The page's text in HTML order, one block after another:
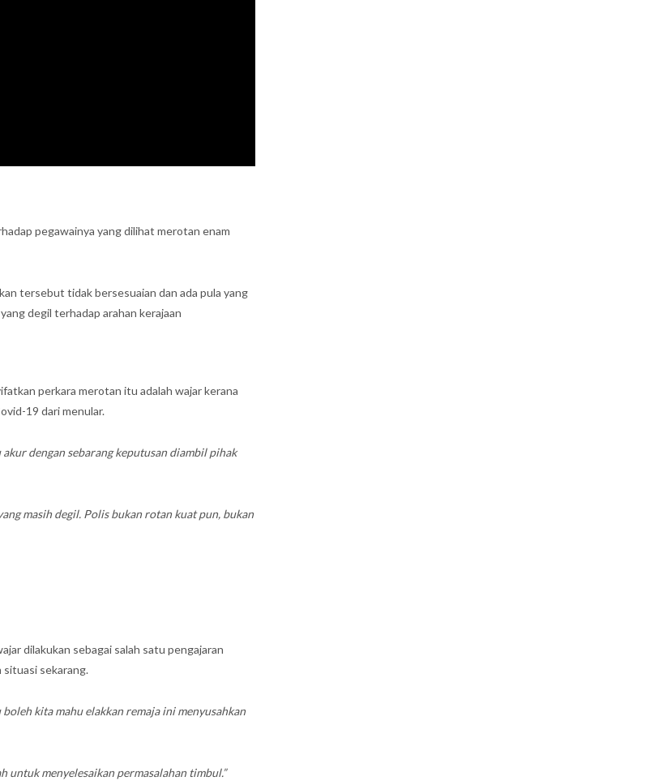
pegawainya yang dilihat merotan enam
tersebut tidak bersesuaian dan ada pula yang
degil terhadap arahan kerajaan
perkara merotan itu adalah wajar kerana
19 dari menular.
dengan sebarang keputusan diambil pihak
masih degil. Polis bukan rotan kuat pun, bukan
dilakukan sebagai salah satu pengajaran
situasi sekarang.
kita mahu elakkan remaja ini menyusahkan
untuk menyelesaikan permasalahan timbul.”